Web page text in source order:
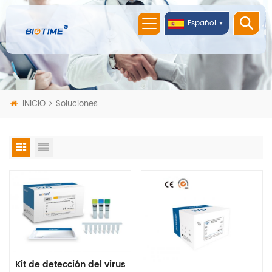
Español
INICIO Soluciones
Kit de detección del virus